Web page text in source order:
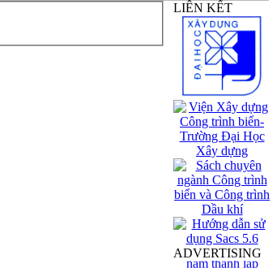
LIÊN KẾT
ADVERTISING